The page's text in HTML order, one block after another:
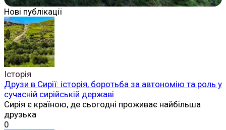
Нові публікації
Історія
Друзи в Сирії: історія, боротьба за автономію та роль у
сучасній сирійській державі
Сирія є країною, де сьогодні проживає найбільша
друзька
0